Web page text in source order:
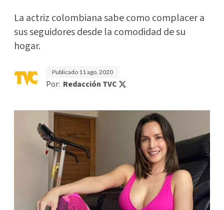
La actriz colombiana sabe como complacer a
sus seguidores desde la comodidad de su
hogar.
Publicado 11 ago. 2020
Por: Redacción TVC